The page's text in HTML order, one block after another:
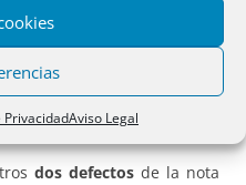
PrivacidadAviso Legal
el Presidente de la misma,
la Junta.
el escrito del recurrente y
del primer defecto
dos defectos de la nota